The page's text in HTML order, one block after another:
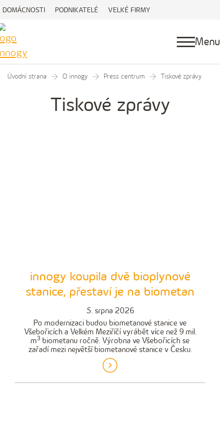
DOMÁCNOSTI PODNIKATELÉ VELKÉ FIRMY
Menu
Úvodní strana O innogy Press centrum Tiskové zprávy
Tiskové zprávy
innogy koupila dvě bioplynové
stanice, přestaví je na biometan
5. srpna 2026
Po modernizaci budou biometanové stanice ve
Všebořicích a Velkém Meziříčí vyrábět více než 9 mil.
m3 biometanu ročně. Výrobna ve Všebořicích se
zařadí mezi největší biometanové stanice v Česku.